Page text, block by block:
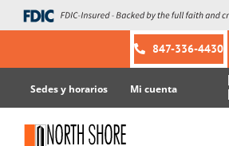
Skip
to
847-336-4430
Sedes y horarios Mi cuenta